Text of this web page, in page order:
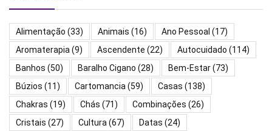
Alimentação (33) Animais (16) Ano Pessoal (17)
Aromaterapia (9) Ascendente (22) Autocuidado (114)
Banhos (50) Baralho Cigano (28) Bem-Estar(73)
Búzios (11) Cartomancia (59) Casas (138)
Chakras (19) Chás (71) Combinações (26)
Cristais (27) Cultura (67) Datas (24)